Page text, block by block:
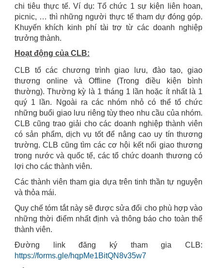
chi tiêu thực tế. Ví dụ: Tổ chức 1 sự kiện liên hoan,
picnic, … thì những người thực tế tham dự đóng góp.
Khuyến khích kinh phí tài trợ từ các doanh nghiệp
trưởng thành.
Hoạt động của CLB:
CLB tổ các chương trình giao lưu, đào tạo, giao
thương online và Offline (Trong điều kiện bình
thường). Thường kỳ là 1 tháng 1 lần hoặc ít nhất là 1
quý 1 lần. Ngoài ra các nhóm nhỏ có thể tổ chức
những buổi giao lưu riêng tùy theo nhu cầu của nhóm.
CLB cũng trao giải cho các doanh nghiệp thành viên
có sản phẩm, dịch vụ tốt để nâng cao uy tín thương
trường. CLB cũng tìm các cơ hội kết nối giao thương
trong nước và quốc tế, các tổ chức doanh thương có
lợi cho các thành viên.
Các thành viên tham gia dựa trên tinh thần tự nguyện
và thỏa mái.
Quy chế tóm tắt này sẽ được sửa đổi cho phù hợp vào
những thời điểm nhất định và thông báo cho toàn thể
thành viên.
Đường link đăng ký tham gia CLB:
https://forms.gle/hqpMe1BitQN8v35w7